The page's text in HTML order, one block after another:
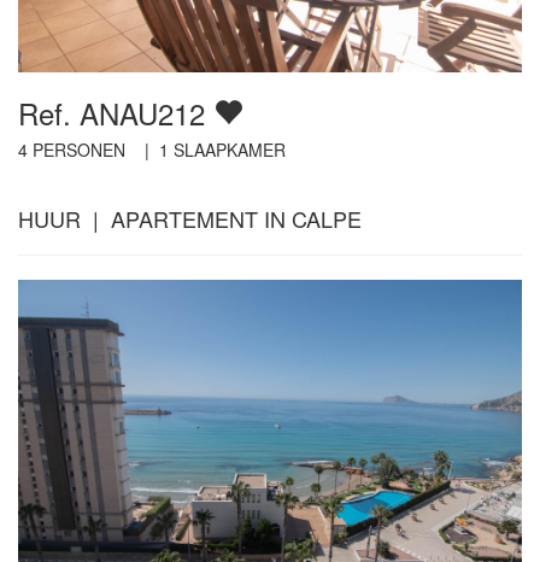
Ref. ANAU212
4 PERSONEN | 1 SLAAPKAMER
HUUR | APARTEMENT IN CALPE